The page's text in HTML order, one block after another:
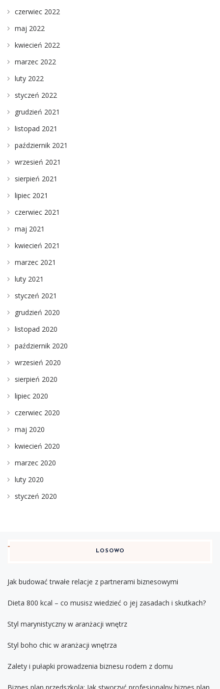
czerwiec 2022
maj 2022
kwiecień 2022
marzec 2022
luty 2022
styczeń 2022
grudzień 2021
listopad 2021
październik 2021
wrzesień 2021
sierpień 2021
lipiec 2021
czerwiec 2021
maj 2021
kwiecień 2021
marzec 2021
luty 2021
styczeń 2021
grudzień 2020
listopad 2020
październik 2020
wrzesień 2020
sierpień 2020
lipiec 2020
czerwiec 2020
maj 2020
kwiecień 2020
marzec 2020
luty 2020
styczeń 2020
LOSOWO
Jak budować trwałe relacje z partnerami biznesowymi
Dieta 800 kcal – co musisz wiedzieć o jej zasadach i skutkach?
Styl marynistyczny w aranżacji wnętrz
Styl boho chic w aranżacji wnętrza
Zalety i pułapki prowadzenia biznesu rodem z domu
Biznes plan przedszkola: Jak stworzyć profesjonalny biznes plan